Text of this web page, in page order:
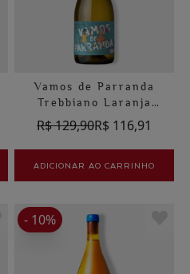
Vamos de Parranda
Trebbiano Laranja
Orgânico Montlaiz
R$ 129,90R$ 116,91
ADICIONAR AO CARRINHO
- 10%